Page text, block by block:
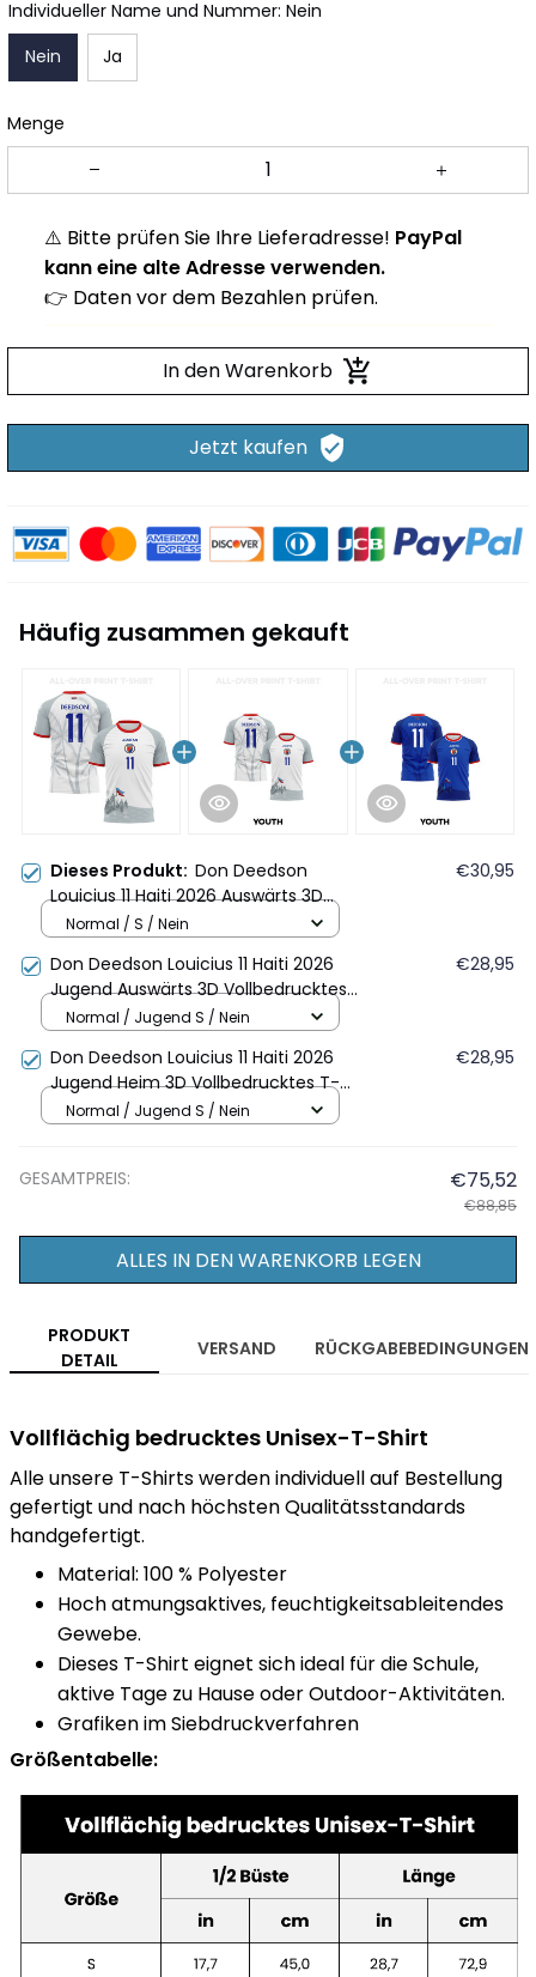
Individueller Name und Nummer: Nein
Nein
Ja
Menge
⚠️ Bitte prüfen Sie Ihre Lieferadresse! PayPal
kann eine alte Adresse verwenden.
👉 Daten vor dem Bezahlen prüfen.
In den Warenkorb
Jetzt kaufen
Häufig zusammen gekauft
Dieses Produkt: Don Deedson
Louicius 11 Haiti 2026 Auswärts 3D
Vollbedrucktes T-Shirt Unisex - Weiß
€30,95
Normal / S / Nein
Don Deedson Louicius 11 Haiti 2026
Jugend Auswärts 3D Vollbedrucktes
T-Shirt - Weiß
€28,95
Normal / Jugend S / Nein
Don Deedson Louicius 11 Haiti 2026
Jugend Heim 3D Vollbedrucktes T-
Shirt - Blau
€28,95
Normal / Jugend S / Nein
GESAMTPREIS: €75,52
€88,85
ALLES IN DEN WARENKORB LEGEN
PRODUKT
DETAIL
VERSAND RÜCKGABEBEDINGUNGEN
Vollflächig bedrucktes Unisex-T-Shirt
Alle unsere T-Shirts werden individuell auf Bestellung
gefertigt und nach höchsten Qualitätsstandards
handgefertigt.
Material: 100 % Polyester
Hoch atmungsaktives, feuchtigkeitsableitendes
Gewebe.
Dieses T-Shirt eignet sich ideal für die Schule,
aktive Tage zu Hause oder Outdoor-Aktivitäten.
Grafiken im Siebdruckverfahren
Größentabelle: